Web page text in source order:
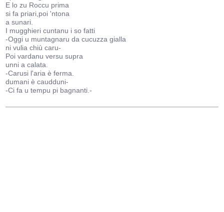
E lo zu Roccu prima
si fa priari,poi 'ntona
a sunari.
I mugghieri cuntanu i so fatti
-Oggi u muntagnaru da cucuzza gialla
ni vulia chiù caru-
Poi vardanu versu supra
unni a calata.
-Carusi l'aria è ferma.
dumani è caudduni-
-Ci fa u tempu pi bagnanti.-